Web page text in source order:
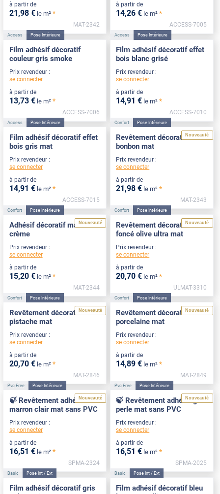
à partir de
21,98 € le m² *
MAT-2342
à partir de
14,26 € le m² *
ACCESS-7005
Access Pose Intérieure
Film adhésif décoratif
couleur gris smoke
Prix revendeur :
se connecter
à partir de
13,73 € le m² *
ACCESS-7006
Access Pose Intérieure
Film adhésif décoratif effet
bois blanc grisé
Prix revendeur :
se connecter
à partir de
14,91 € le m² *
ACCESS-7010
Access Pose Intérieure
Film adhésif décoratif effet
bois gris mat
Prix revendeur :
se connecter
à partir de
14,91 € le m² *
ACCESS-7015
Nouveauté
Confort Pose Intérieure
Revêtement décoratif rose
bonbon mat
Prix revendeur :
se connecter
à partir de
21,98 € le m² *
MAT-2343
Nouveauté
Confort Pose Intérieure
Adhésif décoratif mat blanc
crème
Prix revendeur :
se connecter
à partir de
15,20 € le m² *
MAT-2344
Nouveauté
Confort Pose Intérieure
Revêtement décoratif vert
foncé olive ultra mat
Prix revendeur :
se connecter
à partir de
20,70 € le m² *
ULMAT-3310
Nouveauté
Confort Pose Intérieure
Revêtement décoratif vert
pistache mat
Prix revendeur :
se connecter
à partir de
20,70 € le m² *
MAT-2846
Nouveauté
Confort Pose Intérieure
Revêtement décoratif
porcelaine mat
Prix revendeur :
se connecter
à partir de
14,89 € le m² *
MAT-2849
Nouveauté
Pvc Free Pose Intérieure
🍃 Revêtement adhésif
marron clair mat sans PVC
Prix revendeur :
se connecter
à partir de
16,51 € le m² *
SPMA-2324
Nouveauté
Pvc Free Pose Intérieure
🍃 Revêtement adhésif gris
perle mat sans PVC
Prix revendeur :
se connecter
à partir de
16,51 € le m² *
SPMA-2025
Basic Pose Int / Ext
Film adhésif décoratif gris
Basic Pose Int / Ext
Film adhésif décoratif bleu